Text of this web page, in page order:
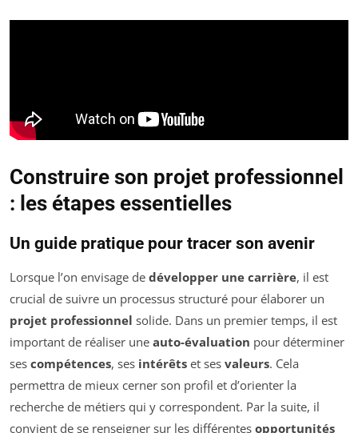
Construire son projet professionnel
: les étapes essentielles
Un guide pratique pour tracer son avenir
Lorsque l’on envisage de développer une carrière, il est
crucial de suivre un processus structuré pour élaborer un
projet professionnel solide. Dans un premier temps, il est
important de réaliser une auto-évaluation pour déterminer
ses compétences, ses intérêts et ses valeurs. Cela
permettra de mieux cerner son profil et d’orienter la
recherche de métiers qui y correspondent. Par la suite, il
convient de se renseigner sur les différentes opportunités